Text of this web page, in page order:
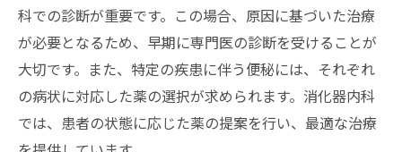
科での診断が重要です。この場合、原因に基づいた治療
が必要となるため、早期に専門医の診断を受けることが
大切です。また、特定の疾患に伴う便秘には、それぞれ
の病状に対応した薬の選択が求められます。消化器内科
では、患者の状態に応じた薬の提案を行い、最適な治療